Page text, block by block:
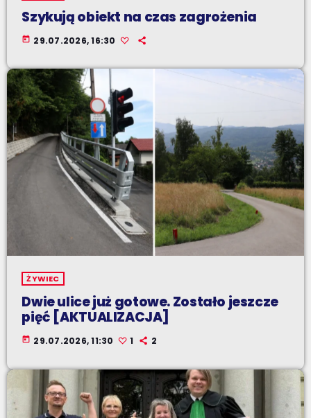
Szykują obiekt na czas zagrożenia
today 29.07.2026, 16:30
ŻYWIEC
Dwie ulice już gotowe. Zostało jeszcze
pięć [AKTUALIZACJA]
today 29.07.2026, 11:30 1 2